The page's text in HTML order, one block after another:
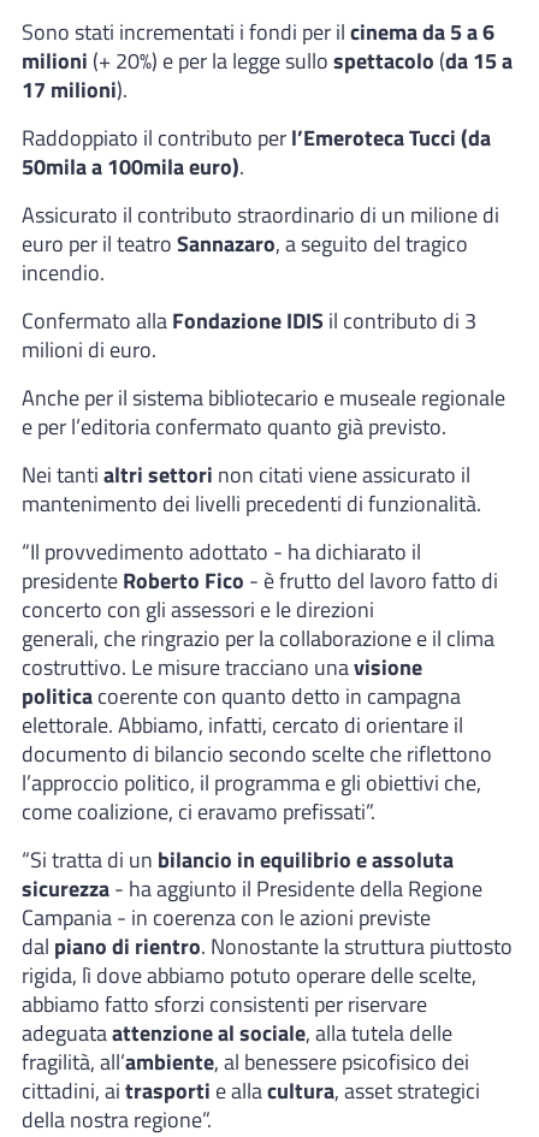
Sono stati incrementati i fondi per ilcinemada 5 a 6
milioni (+ 20%) e per la legge sullospettacolo (da 15 a
17 milioni).
Raddoppiato il contributo perl’Emeroteca Tucci (da
50mila a 100mila euro).
Assicurato il contributo straordinario di un milione di
euro per il teatroSannazaro, a seguito del tragico
incendio.
Confermato allaFondazione IDIS il contributo di 3
milioni di euro.
Anche per il sistema bibliotecario e museale regionale
e per l’editoria confermato quanto già previsto.
Nei tantialtri settori non citati viene assicurato il
mantenimento dei livelli precedenti di funzionalità.
“Il provvedimento adottato - ha dichiarato il
presidenteRoberto Fico - è frutto del lavoro fatto di
concerto con gli assessori e le direzioni
generali, che ringrazio per la collaborazione e il clima
costruttivo. Le misure tracciano unavisione
politicacoerente con quanto detto in campagna
elettorale. Abbiamo, infatti, cercato di orientare il
documento di bilancio secondo scelte che riflettono
l’approccio politico, il programma e gli obiettivi che,
come coalizione, ci eravamo prefissati”.
“Si tratta di un bilancio in equilibrio e assoluta
sicurezza- ha aggiunto il Presidente della Regione
Campania - in coerenza con le azioni previste
dal piano di rientro. Nonostante la struttura piuttosto
rigida, lì dove abbiamo potuto operare delle scelte,
abbiamo fatto sforzi consistenti per riservare
adeguataattenzione al sociale, alla tutela delle
fragilità, all’ambiente, al benessere psicofisico dei
cittadini, aitrasporti e allacultura, asset strategici
della nostra regione”.